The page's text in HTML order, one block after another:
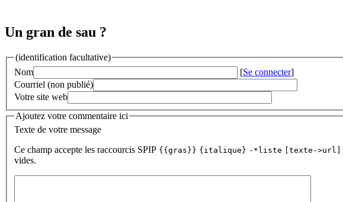
Un gran de sau ?
(identification facultative)
Nom
[Se connecter]
Courriel (non publié)
Votre site web
Ajoutez votre commentaire ici
Texte de votre message
Ce champ accepte les raccourcis SPIP {{gras}} {italique} -*liste [texte->url]
vides.